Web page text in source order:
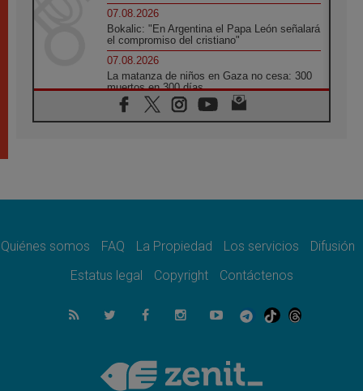
07.08.2026
Bokalic: "En Argentina el Papa León señalará
el compromiso del cristiano"
07.08.2026
La matanza de niños en Gaza no cesa: 300
muertos en 300 días
07.08.2026
Tagle: La guerra desfigura el mundo, solo la
como misión al servicio del Evangelio
SIGNIS 2026, dar voz a las religiosas en el
07.08.2026
Lanzan un proyecto de empoderamiento
Programa oficial del Viaje Apostólico del
Papa León XIV a Francia
Quiénes somos FAQ La Propiedad Los servicios
Difusión
Estatus legal
Copyright Contáctenos